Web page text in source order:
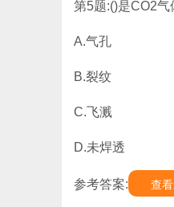
第5题:()是CO2气
A.气孔
B.裂纹
C.飞溅
D.未焊透
参考答案: 查